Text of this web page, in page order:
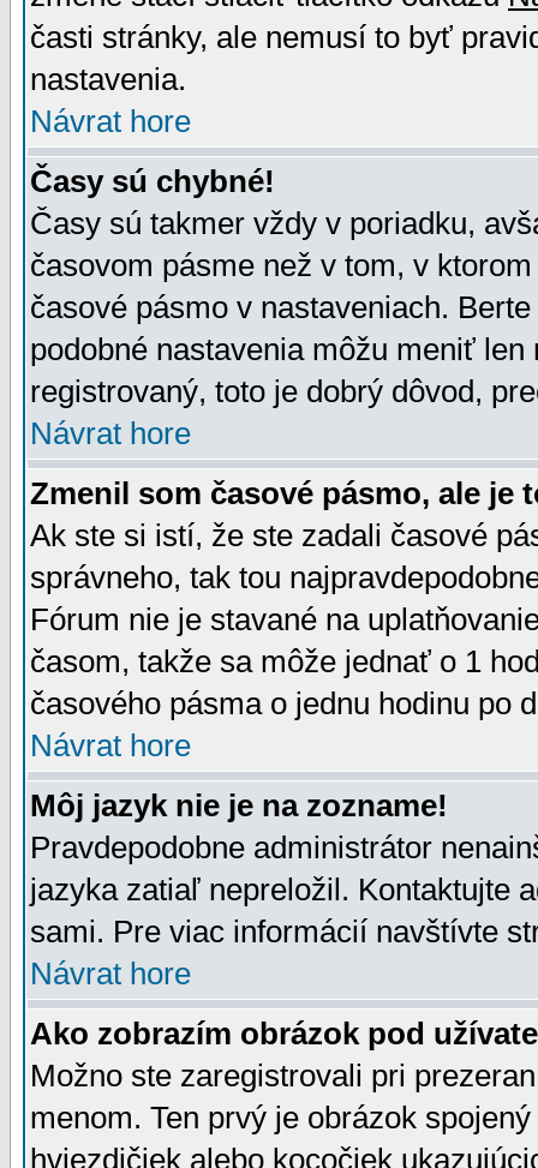
časti stránky, ale nemusí to byť
nastavenia.
Návrat hore
Časy sú chybné!
Časy sú takmer vždy v poriadku,
časovom pásme než v tom, v
časové pásmo v nastaveniach.
podobné nastavenia môžu meniť
registrovaný, toto je dobrý dôvod,
Návrat hore
Zmenil som časové pásmo, ale je
Ak ste si istí, že ste zadali časové
správneho, tak tou
Fórum nie je stavané na
časom, takže sa môže jednať o 1
časového pásma o jednu hodinu po
Návrat hore
Môj jazyk nie je na zozname!
Pravdepodobne administrátor
jazyka zatiaľ nepreložil. Kontaktujte
sami. Pre viac informácií navštívte
Návrat hore
Ako zobrazím obrázok pod
Možno ste zaregistrovali pri
menom. Ten prvý je obrázok
hviezdičiek alebo kocočiek